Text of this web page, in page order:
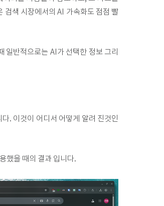
색 시장에서의 AI 가속화도 점점 빨
반적으로는 AI가 선택한 정보 그리
. 이것이 어디서 어떻게 알려 진것인
했을 때의 결과 입니다.